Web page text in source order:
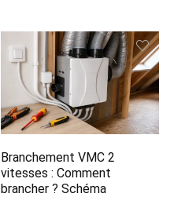
Branchement VMC 2
vitesses​ : Comment
brancher ? Schéma